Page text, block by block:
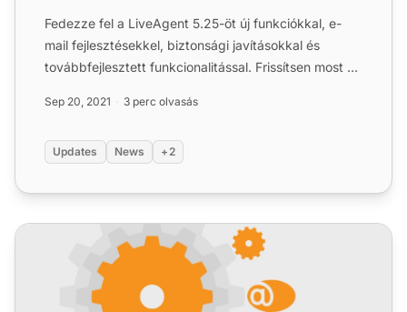
Fedezze fel a LiveAgent 5.25-öt új funkciókkal, e-
mail fejlesztésekkel, biztonsági javításokkal és
továbbfejlesztett funkcionalitással. Frissítsen most a
Sep 20, 2021 3 perc olvasás
Updates News +2
LiveAgent 5.33 – Fontos felhasználói felület fejlesztések